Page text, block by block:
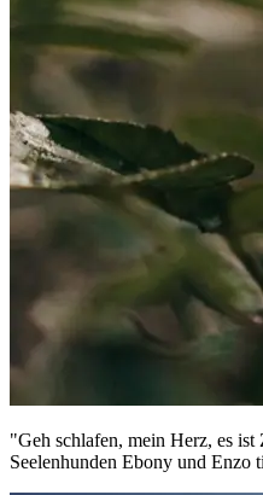
"Geh schlafen, mein Herz, es
Seelenhunden Ebony und Enzo